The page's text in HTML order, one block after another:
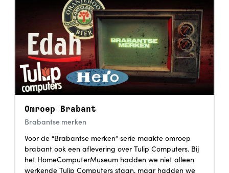
Omroep Brabant
Brabantse merken
Voor de “Brabantse merken” serie maakte omroep
brabant ook een aflevering over Tulip Computers. Bij
het HomeComputerMuseum hadden we niet alleen
werkende Tulip Computers staan, maar hadden we